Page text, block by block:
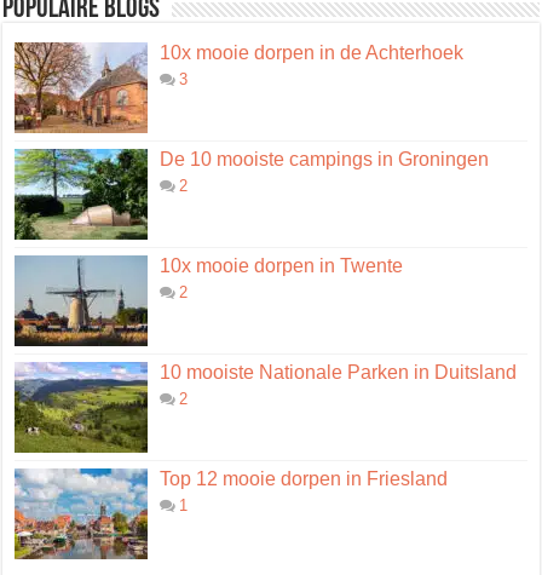
Populaire blogs
10x mooie dorpen in de Achterhoek
3
De 10 mooiste campings in Groningen
2
10x mooie dorpen in Twente
2
10 mooiste Nationale Parken in Duitsland
2
Top 12 mooie dorpen in Friesland
1